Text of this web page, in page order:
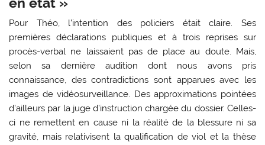
Pour Théo, l’intention des policiers était claire. Ses
premières déclarations publiques et à trois reprises sur
procès-verbal ne laissaient pas de place au doute. Mais,
selon sa dernière audition dont nous avons pris
connaissance, des contradictions sont apparues avec les
images de vidéosurveillance. Des approximations pointées
d’ailleurs par la juge d’instruction chargée du dossier. Celles-
ci ne remettent en cause ni la réalité de la blessure ni sa
gravité, mais relativisent la qualification de viol et la thèse